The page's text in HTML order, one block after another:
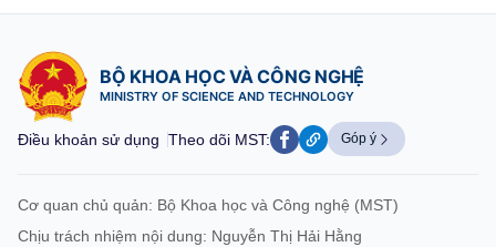
BỘ KHOA HỌC VÀ CÔNG NGHỆ
MINISTRY OF SCIENCE AND TECHNOLOGY
Điều khoản sử dụng Theo dõi MST: Góp ý
Cơ quan chủ quản: Bộ Khoa học và Công nghệ (MST)
Chịu trách nhiệm nội dung: Nguyễn Thị Hải Hằng